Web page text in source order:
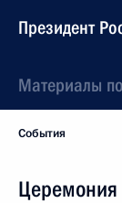
Президент
Материалы
События
Церемония